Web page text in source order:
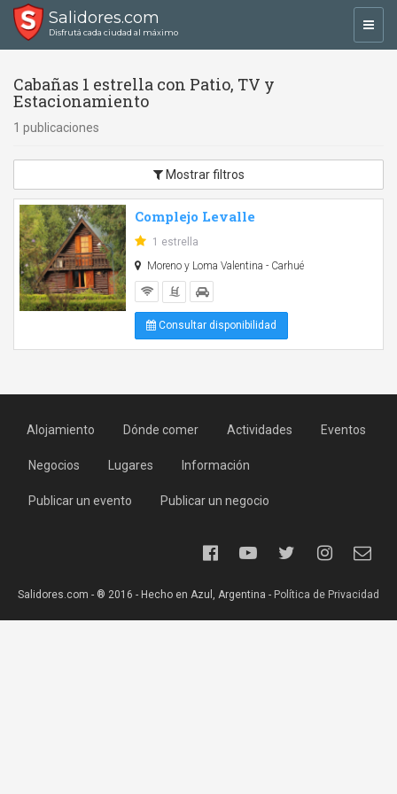
Salidores.com
Disfrutá cada ciudad al máximo
Cabañas 1 estrella con Patio, TV y
Estacionamiento
1 publicaciones
Mostrar filtros
Complejo Levalle
1 estrella
Moreno y Loma Valentina - Carhué
Consultar disponibilidad
Alojamiento Dónde comer Actividades Eventos
Negocios Lugares Información
Publicar un evento Publicar un negocio
Salidores.com - ® 2016 - Hecho en Azul, Argentina - Política de Privacidad